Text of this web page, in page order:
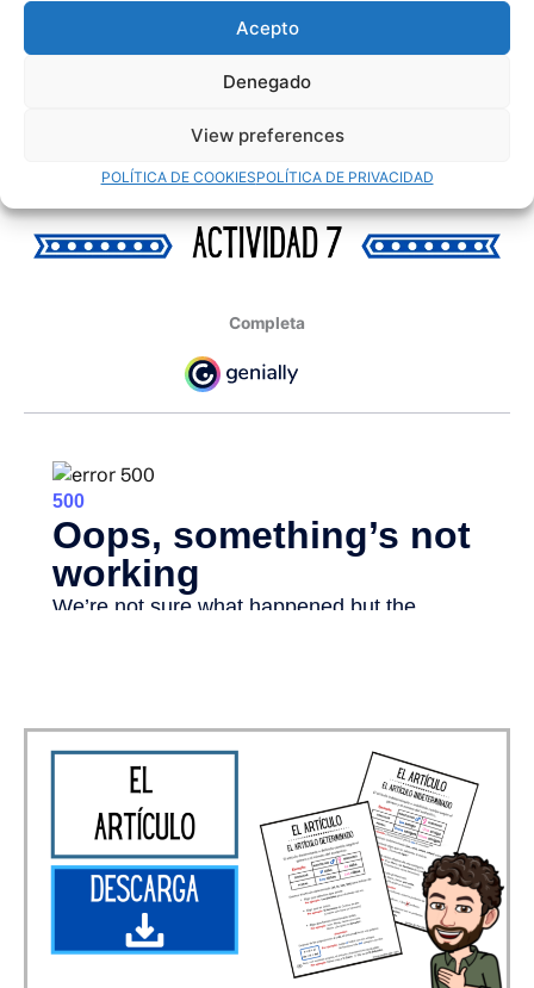
Acepto
Denegado
View preferences
POLÍTICA DE COOKIESPOLÍTICA DE PRIVACIDAD
Completa